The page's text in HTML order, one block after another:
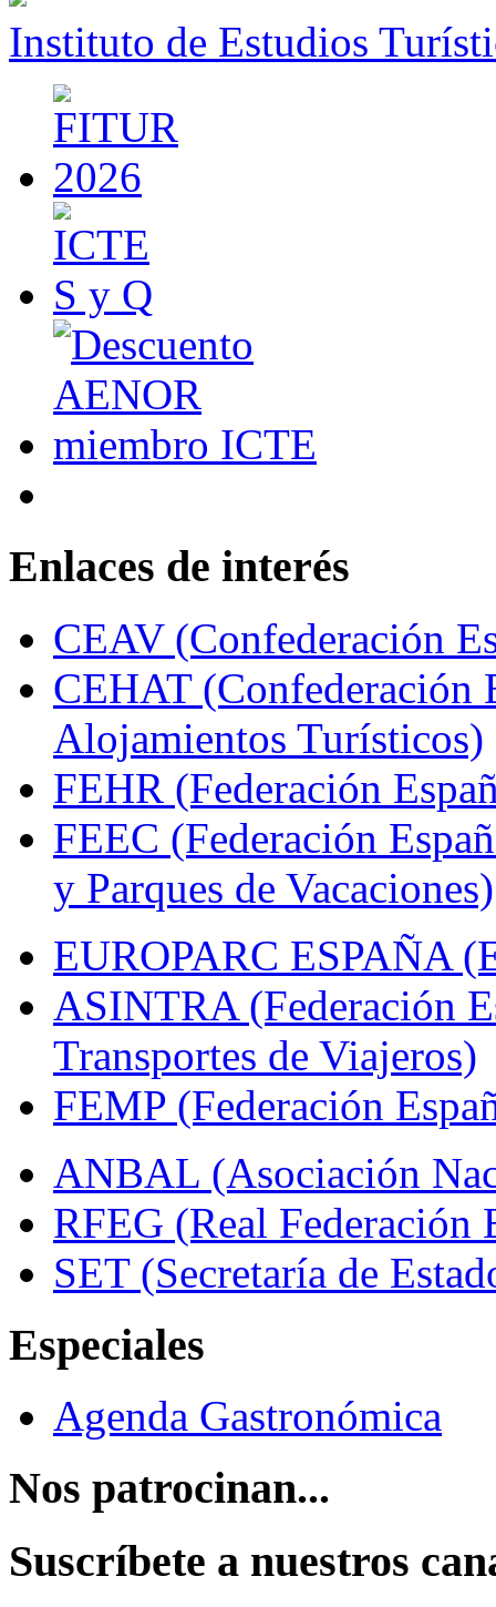
Instituto de Estudios
Enlaces de interés
CEAV (Confederación
CEHAT (Confederación
Alojamientos Turísticos)
FEHR (Federación
FEEC (Federación
y Parques de Vacaciones)
EUROPARC ESPAÑA
ASINTRA (Federación
Transportes de Viajeros)
FEMP (Federación
ANBAL (Asociación
RFEG (Real Federación
SET (Secretaría de
Especiales
Agenda Gastronómica
Nos patrocinan...
Suscríbete a nuestros